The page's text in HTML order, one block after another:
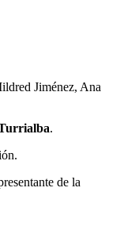
Jiménez, Ana
.
de la